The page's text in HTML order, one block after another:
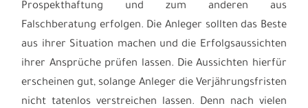
Prospekthaftung und zum anderen aus
Falschberatung erfolgen. Die Anleger sollten das Beste
aus ihrer Situation machen und die Erfolgsaussichten
ihrer Ansprüche prüfen lassen. Die Aussichten hierfür
erscheinen gut, solange Anleger die Verjährungsfristen
nicht tatenlos verstreichen lassen. Denn nach vielen